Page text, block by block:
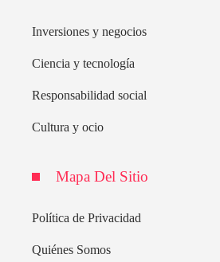
Inversiones y negocios
Ciencia y tecnología
Responsabilidad social
Cultura y ocio
Mapa Del Sitio
Política de Privacidad
Quiénes Somos